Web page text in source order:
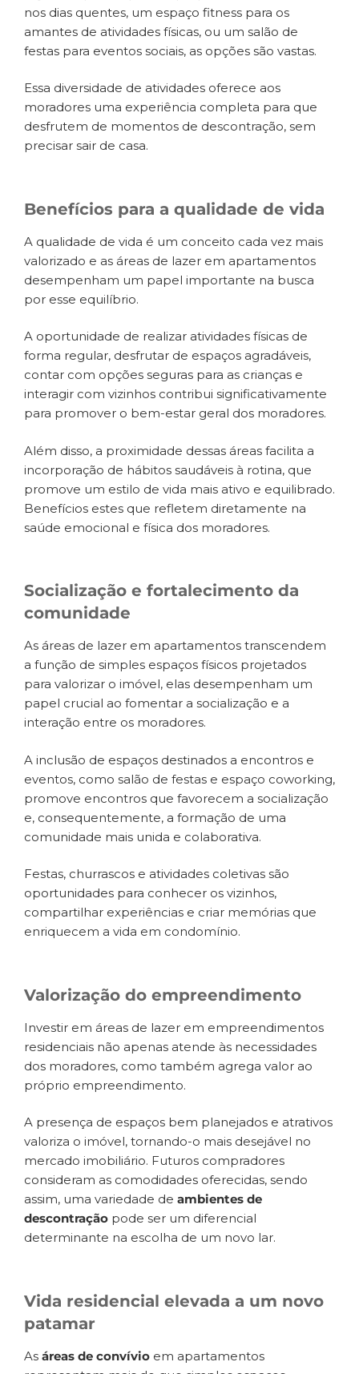
nos dias quentes, um espaço fitness para os
amantes de atividades físicas, ou um salão de
festas para eventos sociais, as opções são vastas.
Essa diversidade de atividades oferece aos
moradores uma experiência completa para que
desfrutem de momentos de descontração, sem
precisar sair de casa.
Benefícios para a qualidade de vida
A qualidade de vida é um conceito cada vez mais
valorizado e as áreas de lazer em apartamentos
desempenham um papel importante na busca
por esse equilíbrio.
A oportunidade de realizar atividades físicas de
forma regular, desfrutar de espaços agradáveis,
contar com opções seguras para as crianças e
interagir com vizinhos contribui significativamente
para promover o bem-estar geral dos moradores.
Além disso, a proximidade dessas áreas facilita a
incorporação de hábitos saudáveis à rotina, que
promove um estilo de vida mais ativo e equilibrado.
Benefícios estes que refletem diretamente na
saúde emocional e física dos moradores.
Socialização e fortalecimento da
comunidade
As áreas de lazer em apartamentos transcendem
a função de simples espaços físicos projetados
para valorizar o imóvel, elas desempenham um
papel crucial ao fomentar a socialização e a
interação entre os moradores.
A inclusão de espaços destinados a encontros e
eventos, como salão de festas e espaço coworking,
promove encontros que favorecem a socialização
e, consequentemente, a formação de uma
comunidade mais unida e colaborativa.
Festas, churrascos e atividades coletivas são
oportunidades para conhecer os vizinhos,
compartilhar experiências e criar memórias que
enriquecem a vida em condomínio.
Valorização do empreendimento
Investir em áreas de lazer em empreendimentos
residenciais não apenas atende às necessidades
dos moradores, como também agrega valor ao
próprio empreendimento.
A presença de espaços bem planejados e atrativos
valoriza o imóvel, tornando-o mais desejável no
mercado imobiliário. Futuros compradores
consideram as comodidades oferecidas, sendo
assim, uma variedade de ambientes de
descontração pode ser um diferencial
determinante na escolha de um novo lar.
Vida residencial elevada a um novo
patamar
As áreas de convívio em apartamentos